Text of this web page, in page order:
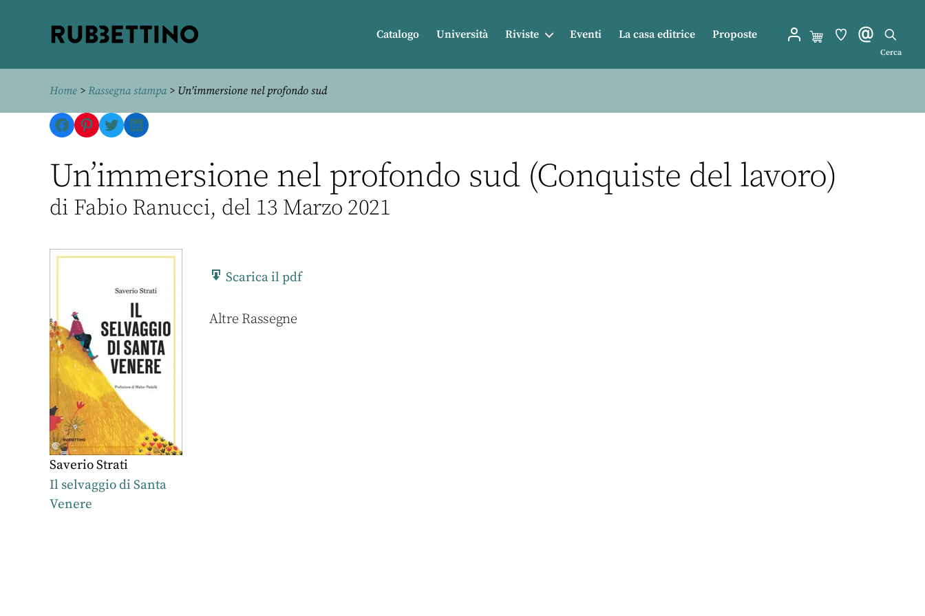
Catalogo Università Riviste Eventi La casa editrice Proposte
Cerca
Home > Rassegna stampa> Un’immersione nel profondo sud
Facebook
Pinterest
TwitterLinkedIn
Un’immersione nel profondo sud (Conquiste del lavoro)
di Fabio Ranucci, del 13 Marzo 2021
Saverio Strati
Il selvaggio di Santa
Venere
Scarica il pdf
Altre Rassegne